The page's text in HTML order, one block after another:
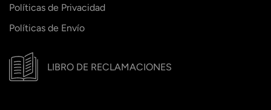
Políticas de Privacidad
Políticas de Envío
LIBRO DE RECLAMACIONES